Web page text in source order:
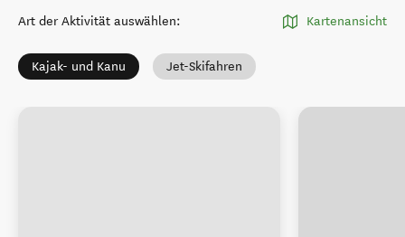
Art der Aktivität auswählen: Kartenansicht
Kajak- und Kanu Jet-Skifahren